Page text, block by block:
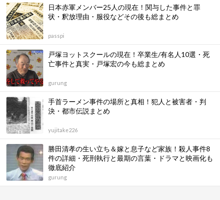
日本赤軍メンバー25人の現在！関与した事件と罪
状・釈放理由・服役などその後も総まとめ
passpi
戸塚ヨットスクールの現在！卒業生/有名人10選・死
亡事件と真実・戸塚宏の今も総まとめ
gurung
手首ラーメン事件の場所と真相！犯人と被害者・判
決・都市伝説まとめ
yujitake226
勝田清孝の生い立ち＆嫁と息子など家族！殺人事件8
件の詳細・死刑執行と最期の言葉・ドラマと映画化も
徹底紹介
gurung